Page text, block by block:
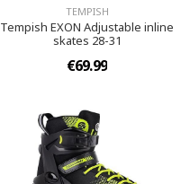
TEMPISH
Tempish EXON Adjustable inline
skates 28-31
€69.99